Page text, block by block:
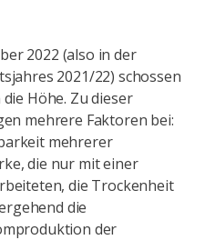
2022 (also in der
2021/22) schossen
Höhe. Zu dieser
mehrere Faktoren bei:
mehrerer
die nur mit einer
die Trockenheit
die
der